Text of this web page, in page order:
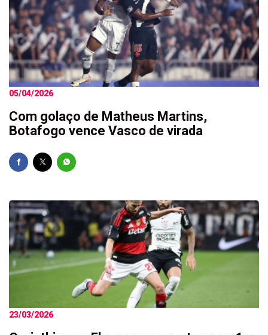
05/04/2026
Com golaço de Matheus Martins,
Botafogo vence Vasco de virada
23/03/2026